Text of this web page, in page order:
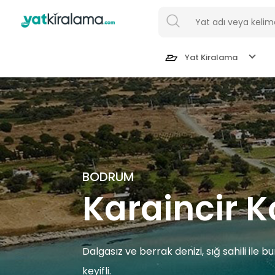
Yat Kiralama
Göcek
Bodrum
Fethiye
BODRUM
Karaincir
Dalgasız ve berrak denizi, sığ sahili ile
keyifli.